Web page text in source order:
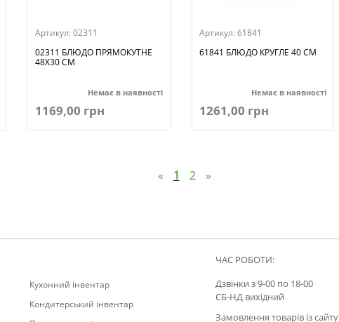
Артикул: 02311
02311 БЛЮДО ПРЯМОКУТНЕ
48Х30 СМ
Немає в наявності
1169,00 грн
Артикул: 61841
61841 БЛЮДО КРУГЛЕ 40 СМ
Немає в наявності
1261,00 грн
« 1 2 »
Кухонний інвентар
Кондитерський інвентар
ЧАС РОБОТИ:
Дзвінки з 9-00 по 18-00
СБ-НД вихідний
Замовлення товарів із сайту